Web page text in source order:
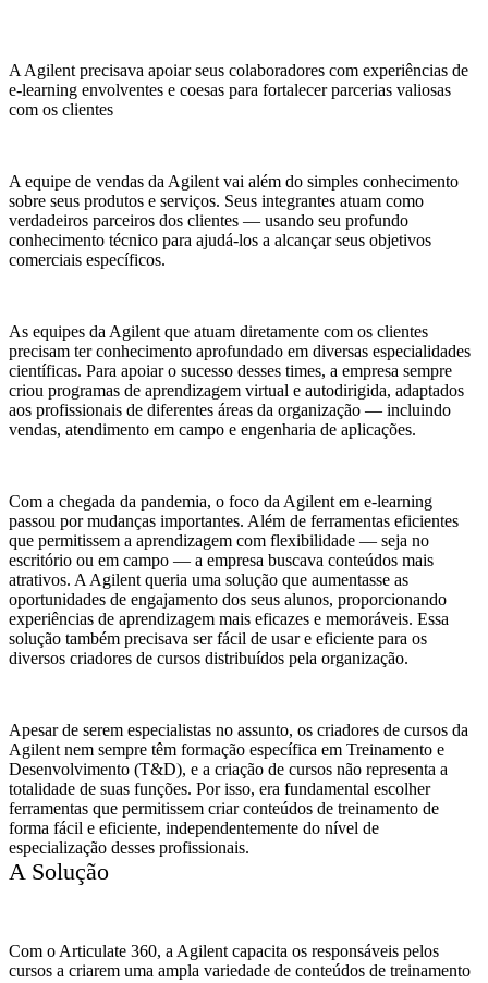
A Agilent precisava apoiar seus colaboradores com experiências de
e-learning envolventes e coesas para fortalecer parcerias valiosas
com os clientes
A equipe de vendas da Agilent vai além do simples conhecimento
sobre seus produtos e serviços. Seus integrantes atuam como
verdadeiros parceiros dos clientes — usando seu profundo
conhecimento técnico para ajudá-los a alcançar seus objetivos
comerciais específicos.
As equipes da Agilent que atuam diretamente com os clientes
precisam ter conhecimento aprofundado em diversas especialidades
científicas. Para apoiar o sucesso desses times, a empresa sempre
criou programas de aprendizagem virtual e autodirigida, adaptados
aos profissionais de diferentes áreas da organização — incluindo
vendas, atendimento em campo e engenharia de aplicações.
Com a chegada da pandemia, o foco da Agilent em e-learning
passou por mudanças importantes. Além de ferramentas eficientes
que permitissem a aprendizagem com flexibilidade — seja no
escritório ou em campo — a empresa buscava conteúdos mais
atrativos. A Agilent queria uma solução que aumentasse as
oportunidades de engajamento dos seus alunos, proporcionando
experiências de aprendizagem mais eficazes e memoráveis. Essa
solução também precisava ser fácil de usar e eficiente para os
diversos criadores de cursos distribuídos pela organização.
Apesar de serem especialistas no assunto, os criadores de cursos da
Agilent nem sempre têm formação específica em Treinamento e
Desenvolvimento (T&D), e a criação de cursos não representa a
totalidade de suas funções. Por isso, era fundamental escolher
ferramentas que permitissem criar conteúdos de treinamento de
forma fácil e eficiente, independentemente do nível de
especialização desses profissionais.
A Solução
Com o Articulate 360, a Agilent capacita os responsáveis pelos
cursos a criarem uma ampla variedade de conteúdos de treinamento